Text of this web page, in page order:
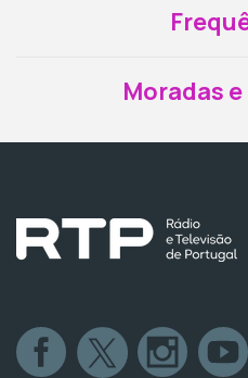
Moradas